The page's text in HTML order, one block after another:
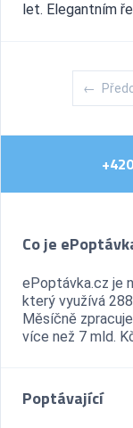
let. Elegantním
←
Co je
ePoptávka.cz je
který využívá
Měsíčně
více než 7 mld.
Poptávající